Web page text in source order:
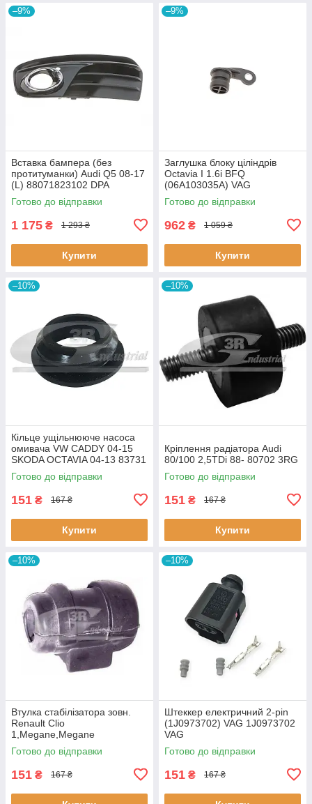
–9%
Вставка бампера (без
протитуманки) Audi Q5 08-17
(L) 88071823102 DPA
Готово до відправки
1 175 ₴ 1 293 ₴
Купити
–9%
Заглушка блоку ціліндрів
Octavia I 1.6i BFQ
(06A103035A) VAG
06A103035A VAG
Готово до відправки
962 ₴ 1 059 ₴
Купити
–10%
Кiльце ущiльнююче насоса
омивача VW CADDY 04-15
SKODA OCTAVIA 04-13 83731
3RG
Готово до відправки
151 ₴ 167 ₴
Купити
–10%
Кріплення радіатора Audi
80/100 2,5TDi 88- 80702 3RG
Готово до відправки
151 ₴ 167 ₴
Купити
–10%
Втулка стабiлізатора зовн.
Renault Clio
1,Megane,Megane
Classic,Megane Scenic,R19
60643 3RG
Готово до відправки
151 ₴ 167 ₴
–10%
Штеккер електричний 2-pin
(1J0973702) VAG 1J0973702
VAG
Готово до відправки
151 ₴ 167 ₴